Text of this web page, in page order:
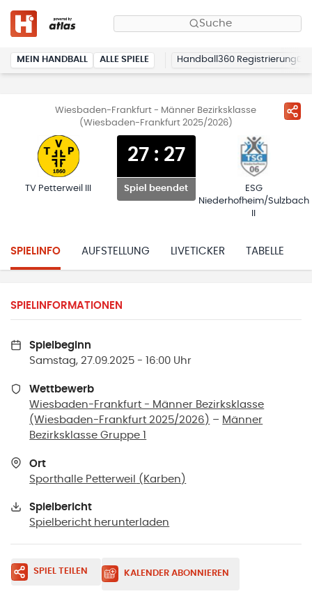
Suche
MEIN HANDBALL ALLE SPIELE Handball360 Registrierung
Wiesbaden-Frankfurt - Männer Bezirksklasse
(Wiesbaden-Frankfurt 2025/2026)
TV Petterweil III
27: 27
Spiel beendet
ESG
Niederhofheim/Sulzbach
SPIELINFO AUFSTELLUNG LIVETICKER TABELLE
SPIELINFORMATIONEN
Spielbeginn
Samstag, 27.09.2025 - 16:00 Uhr
Wettbewerb
Wiesbaden-Frankfurt - Männer Bezirksklasse
(Wiesbaden-Frankfurt 2025/2026) – Männer
Bezirksklasse Gruppe 1
Ort
Sporthalle Petterweil
( Karben )
Spielbericht
Spielbericht herunterladen
SPIEL TEILEN KALENDER ABONNIEREN